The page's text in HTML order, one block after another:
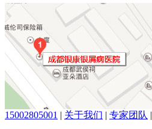
15002805001 | 关于我们 | 专家团队 |